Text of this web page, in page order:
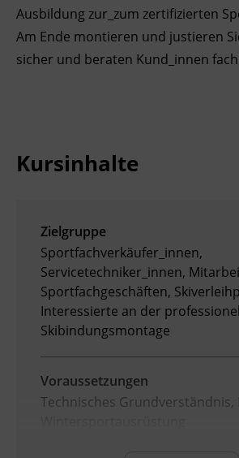
Ingenieurzertifizierung
Deutsch und Integration
Akademisches Studienzentrum
BFI Reutte
Ausbildung zur_zum zertifizierten
Am Ende montieren und justieren
sicher und beraten Kund_innen
Kursinhalte
Zielgruppe
Sportfachverkäufer_innen,
Servicetechniker_innen,
Sportfachgeschäften,
Interessierte an der
Skibindungsmontage
Voraussetzungen
Technisches Grundverständnis,